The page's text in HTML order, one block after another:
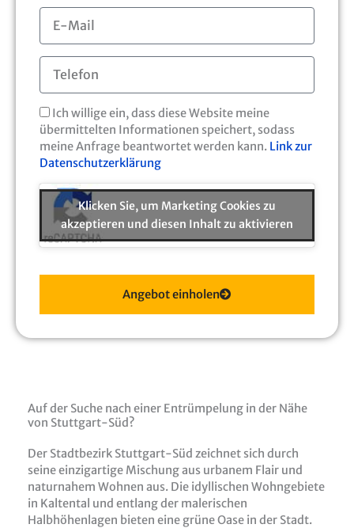
eE
M
a
l
T
l
e
f
o
n
D
S
G
V
Ich willige ein, dass diese Website meine
übermittelten Informationen speichert, sodass
meine Anfrage beantwortet werden kann. Link zur
Datenschutzerklärung
Klicken Sie, um Marketing Cookies zu
akzeptieren und diesen Inhalt zu aktivieren
Angebot einholen
Auf der Suche nach einer Entrümpelung in der Nähe
von Stuttgart-Süd?
Der Stadtbezirk Stuttgart-Süd zeichnet sich durch
seine einzigartige Mischung aus urbanem Flair und
naturnahem Wohnen aus. Die idyllischen Wohngebiete
in Kaltental und entlang der malerischen
Halbhöhenlagen bieten eine grüne Oase in der Stadt.